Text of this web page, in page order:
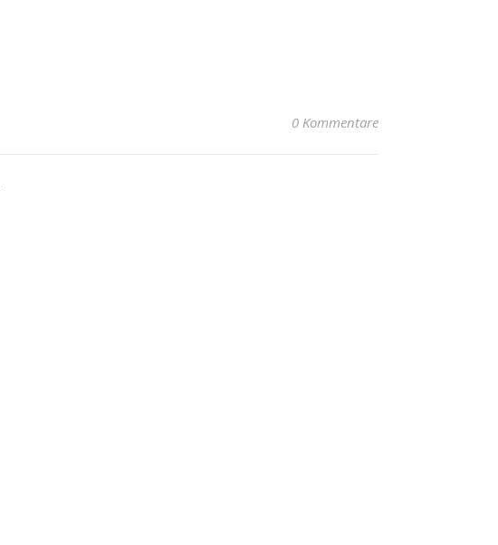
0 Kommentare